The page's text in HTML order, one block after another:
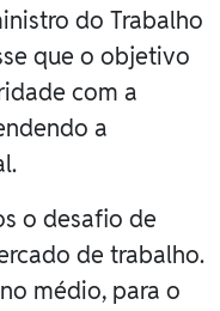
do Trabalho
que o objetivo
com a
a
o desafio de
de trabalho.
médio, para o